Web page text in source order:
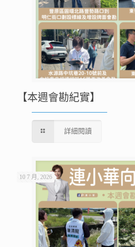
【本週會勘紀實】
詳細閱讀
10 7 月, 2026